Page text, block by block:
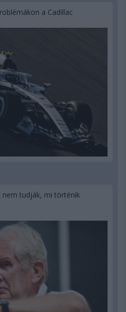
a Cadillac
nem tudják, mi történik